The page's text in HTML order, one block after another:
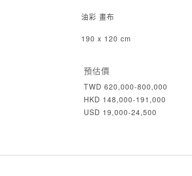
油彩 畫布
190 x 120 cm
預估價
TWD 620,000-800,000
HKD 148,000-191,000
USD 19,000-24,500